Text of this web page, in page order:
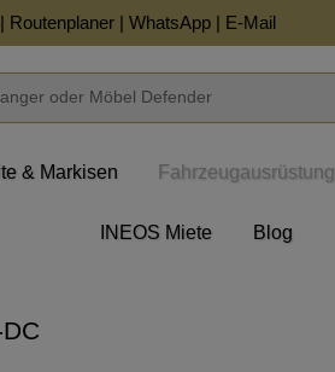
Routenplaner | WhatsApp | E-Mail
& Markisen Fahrzeugausrüstung
INEOS Miete Blog